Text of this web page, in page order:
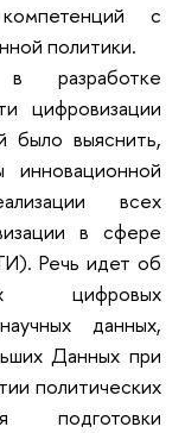
с
политики.
разработке
цифровизации
было выяснить,
всех
в сфере
Речь идет об
цифровых
данных,
Данных при
политических